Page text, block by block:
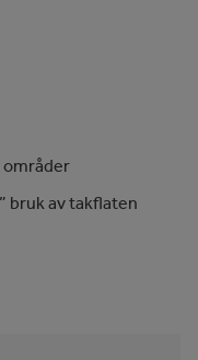
bruk av takflaten